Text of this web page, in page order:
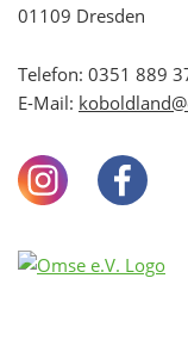
01109 Dresden
Telefon: 0351 889
E-Mail:
Instagram